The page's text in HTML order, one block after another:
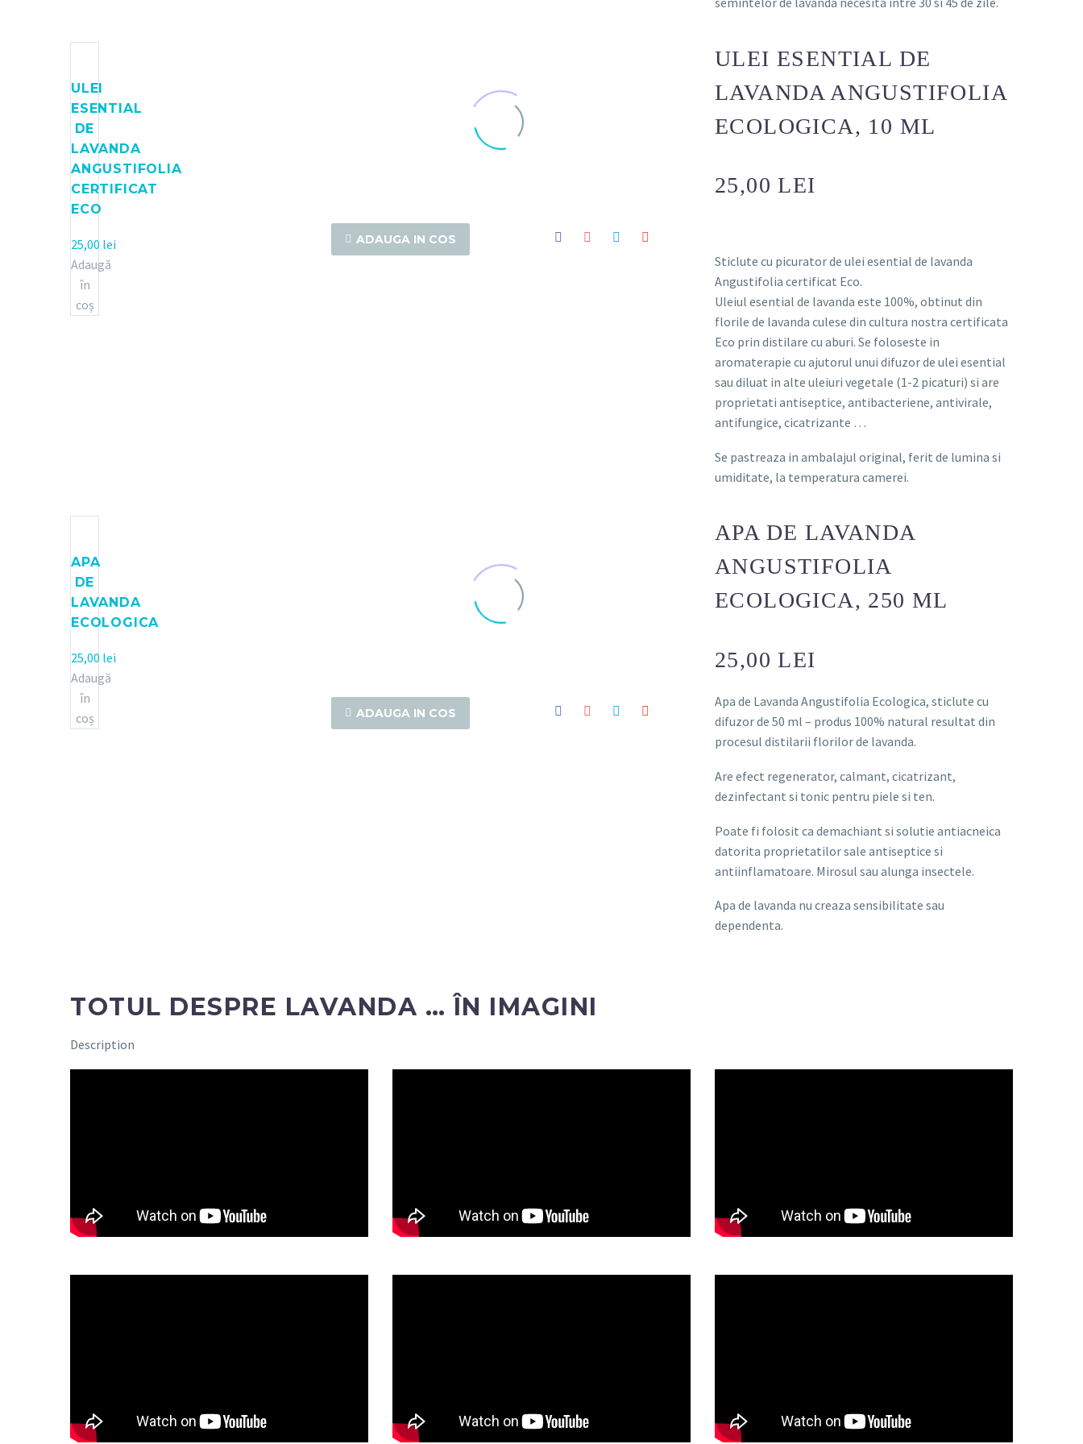
Rapido
Seminte de lavanda Angustifolia soi Rapido
soiul Rapido
Rasaduri de lavanda Angustifolia
soiul Rapido
ULEI
ESENTIAL
DE
LAVANDA
ANGUSTIFOLIA
CERTIFICAT
ECO
25,00 lei
Adaugă
în
coș
 ADAUGA IN COS
ULEI ESENTIAL DE
LAVANDA ANGUSTIFOLIA
ECOLOGICA, 10 ML
25,00 LEI
Sticlute cu picurator de ulei esential de lavanda
Angustifolia certificat Eco.
Uleiul esential de lavanda este 100%, obtinut din
florile de lavanda culese din cultura nostra certificata
Eco prin distilare cu aburi. Se foloseste in
aromaterapie cu ajutorul unui difuzor de ulei esential
sau diluat in alte uleiuri vegetale (1-2 picaturi) si are
proprietati antiseptice, antibacteriene, antivirale,
antifungice, cicatrizante …
Se pastreaza in ambalajul original, ferit de lumina si
umiditate, la temperatura camerei.
APA
DE
LAVANDA
ECOLOGICA
25,00 lei
Adaugă
în
coș
 ADAUGA IN COS
APA DE LAVANDA
ANGUSTIFOLIA
ECOLOGICA, 250 ML
25,00 LEI
Apa de Lavanda Angustifolia Ecologica, sticlute cu
difuzor de 50 ml – produs 100% natural resultat din
procesul distilarii florilor de lavanda.
Are efect regenerator, calmant, cicatrizant,
dezinfectant si tonic pentru piele si ten.
Poate fi folosit ca demachiant si solutie antiacneica
datorita proprietatilor sale antiseptice si
antiinflamatoare. Mirosul sau alunga insectele.
Apa de lavanda nu creaza sensibilitate sau
dependenta.
TOTUL DESPRE LAVANDA … ÎN IMAGINI
Description